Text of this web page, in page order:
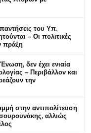
του Υπ.
– Οι πολιτικές
πράξη
δεν έχει ενιαία
– Περιβάλλον και
την
στην αντιπολίτευση
αλλιώς